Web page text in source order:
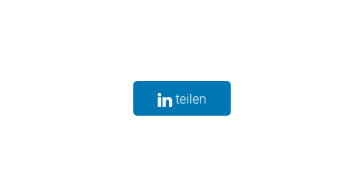
teilen